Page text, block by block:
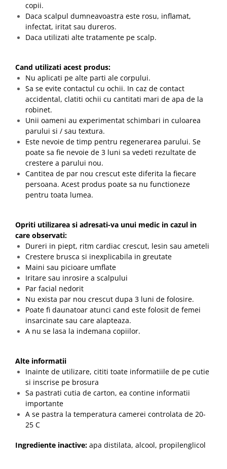
copii.
Daca scalpul dumneavoastra este rosu, inflamat,
infectat, iritat sau dureros.
Daca utilizati alte tratamente pe scalp.
Cand utilizati acest produs:
Nu aplicati pe alte parti ale corpului.
Sa se evite contactul cu ochii. In caz de contact
accidental, clatiti ochii cu cantitati mari de apa de la
robinet.
Unii oameni au experimentat schimbari in culoarea
parului si / sau textura.
Este nevoie de timp pentru regenerarea parului. Se
poate sa fie nevoie de 3 luni sa vedeti rezultate de
crestere a parului nou.
Cantitea de par nou crescut este diferita la fiecare
persoana. Acest produs poate sa nu functioneze
pentru toata lumea.
Opriti utilizarea si adresati-va unui medic in cazul in
care observati:
Dureri in piept, ritm cardiac crescut, lesin sau ameteli
Crestere brusca si inexplicabila in greutate
Maini sau picioare umflate
Iritare sau inrosire a scalpului
Par facial nedorit
Nu exista par nou crescut dupa 3 luni de folosire.
Poate fi daunatoar atunci cand este folosit de femei
insarcinate sau care alapteaza.
A nu se lasa la indemana copiilor.
Alte informatii
Inainte de utilizare, cititi toate informatiile de pe cutie
si inscrise pe brosura
Sa pastrati cutia de carton, ea contine informatii
importante
A se pastra la temperatura camerei controlata de 20-
25 C
Ingrediente inactive: apa distilata, alcool, propilenglicol